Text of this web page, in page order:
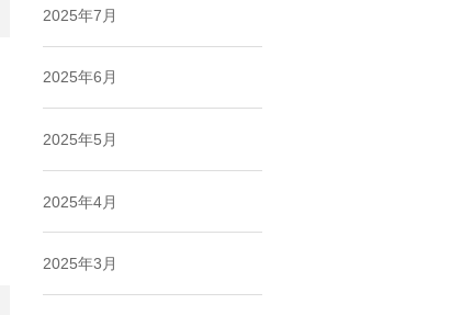
2025年7月
2025年6月
2025年5月
2025年4月
2025年3月